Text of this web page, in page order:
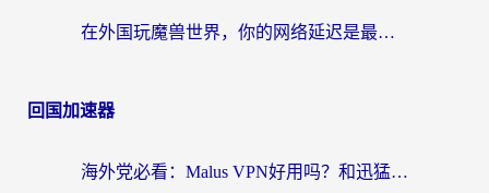
在外国玩魔兽世界，你的网络延迟是最大的敌人
回国加速器
海外党必看：Malus VPN好用吗？和迅猛兔VPN对比哪个回国效果更好？附真实体验与避坑指南